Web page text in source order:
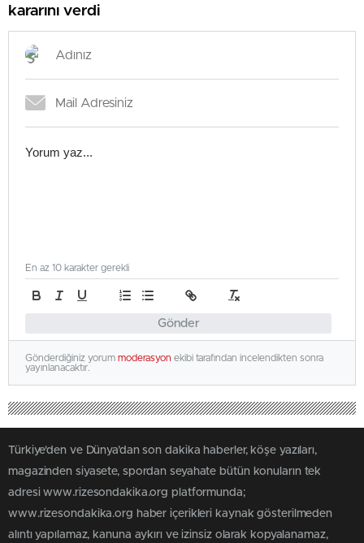
kararını verdi
Gönder
En az 10 karakter gerekli
Gönderdiğiniz yorum moderasyon ekibi tarafından incelendikten sonra
yayınlanacaktır.
Türkiye'den ve Dünya’dan son dakika haberler, köşe yazıları,
magazinden siyasete, spordan seyahate bütün konuların tek
adresi www.rizesondakika.org platformunda;
www.rizesondakika.org haber içerikleri kaynak gösterilmeden
alıntı yapılamaz, kanuna aykırı ve izinsiz olarak kopyalanamaz,